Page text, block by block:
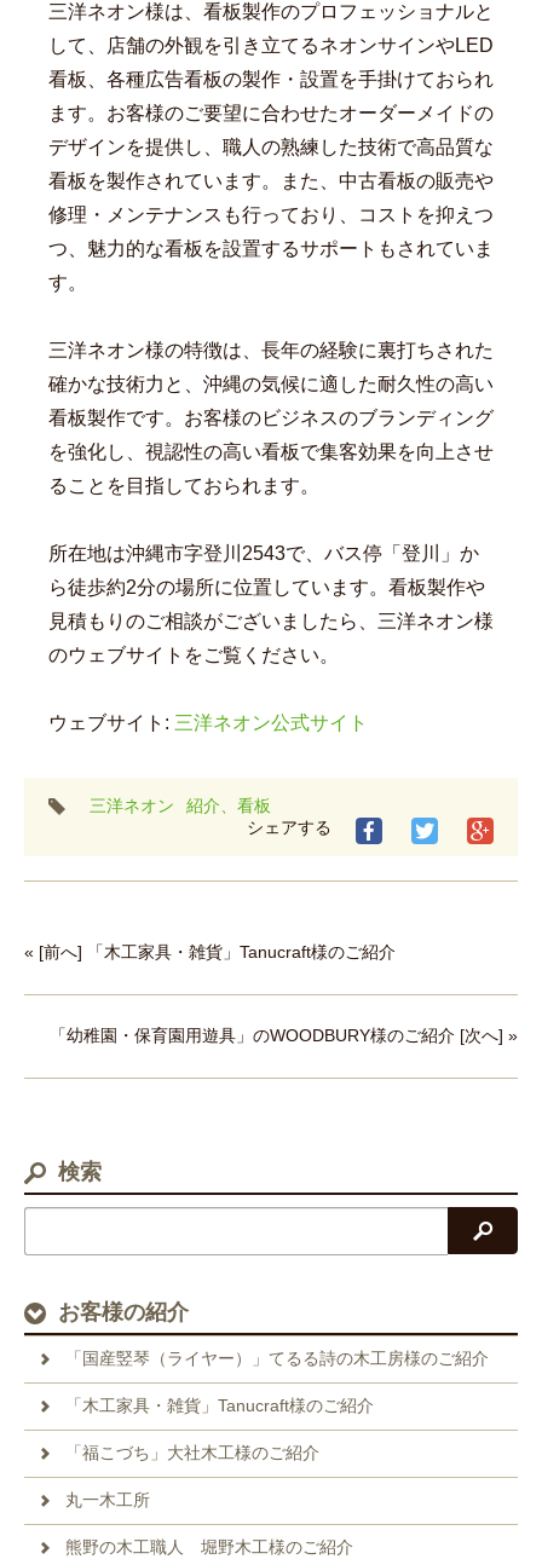
三洋ネオン様は、看板製作のプロフェッショナルと
して、店舗の外観を引き立てるネオンサインやLED
看板、各種広告看板の製作・設置を手掛けておられ
ます。お客様のご要望に合わせたオーダーメイドの
デザインを提供し、職人の熟練した技術で高品質な
看板を製作されています。また、中古看板の販売や
修理・メンテナンスも行っており、コストを抑えつ
つ、魅力的な看板を設置するサポートもされていま
す。
三洋ネオン様の特徴は、長年の経験に裏打ちされた
確かな技術力と、沖縄の気候に適した耐久性の高い
看板製作です。お客様のビジネスのブランディング
を強化し、視認性の高い看板で集客効果を向上させ
ることを目指しておられます。
所在地は沖縄市字登川2543で、バス停「登川」か
ら徒歩約2分の場所に位置しています。看板製作や
見積もりのご相談がございましたら、三洋ネオン様
のウェブサイトをご覧ください。
ウェブサイト: 三洋ネオン公式サイト
タ
三洋ネオン
紹介、看板
シェアする
« [前へ] 「木工家具・雑貨」Tanucraft様のご紹介
「幼稚園・保育園用遊具」のWOODBURY様のご紹介 [次へ] »
検索
検索
お客様の紹介
「国産竪琴（ライヤー）」てるる詩の木工房様のご紹介
「木工家具・雑貨」Tanucraft様のご紹介
「福こづち」大社木工様のご紹介
丸一木工所
熊野の木工職人 堀野木工様のご紹介